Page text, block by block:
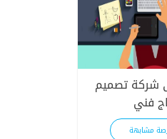
شركة تصميم
فني
مشابهة